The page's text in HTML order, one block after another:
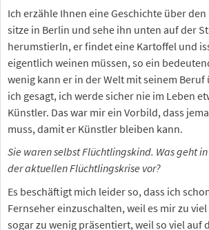
Ich erzähle Ihnen eine Geschichte über den
sitze in Berlin und sehe ihn unten auf der
herumstierln, er findet eine Kartoffel und
eigentlich weinen müssen, so ein
wenig kann er in der Welt mit seinem Beruf
ich gesagt, ich werde sicher nie im Leben
Künstler. Das war mir ein Vorbild, dass
muss, damit er Künstler bleiben kann.
Sie waren selbst Flüchtlingskind. Was geht
der aktuellen Flüchtlingskrise vor?
Es beschäftigt mich leider so, dass ich
Fernseher einzuschalten, weil es mir zu
sogar zu wenig präsentiert, weil so viel auf